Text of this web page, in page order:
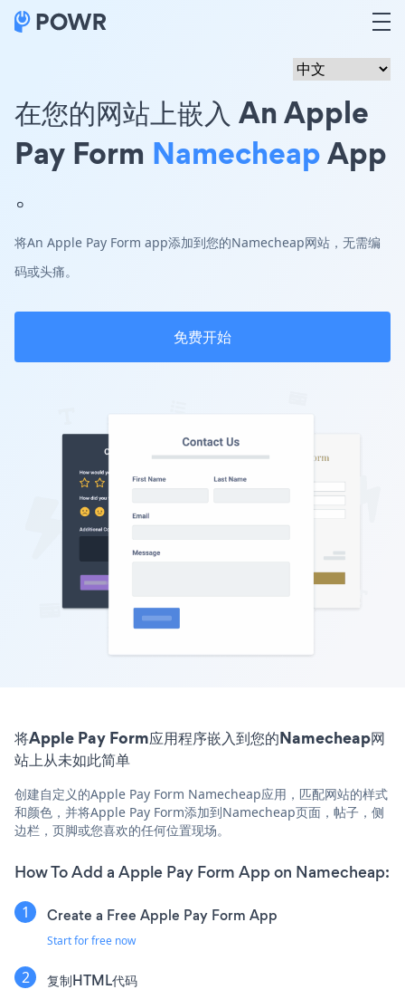
在您的网站上嵌入 An Apple
Pay Form NamecheapApp
。
将An Apple Pay Form app添加到您的Namecheap网站，无需编
码或头痛。
免费开始
将Apple Pay Form应用程序嵌入到您的Namecheap网
站上从未如此简单
创建自定义的Apple Pay Form Namecheap应用，匹配网站的样式
和颜色，并将Apple Pay Form添加到Namecheap页面，帖子，侧
边栏，页脚或您喜欢的任何位置现场。
How To Add a Apple Pay Form App on Namecheap:
Create a Free Apple Pay Form App
Start for free now
复制HTML代码